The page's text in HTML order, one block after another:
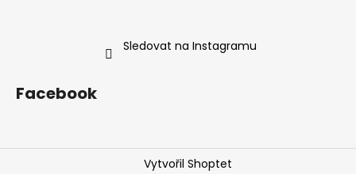
Sledovat na Instagramu
Facebook
Vytvořil Shoptet